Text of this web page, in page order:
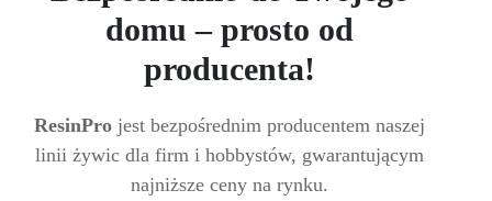
domu – prosto od
producenta!
ResinPro jest bezpośrednim producentem naszej
linii żywic dla firm i hobbystów, gwarantującym
najniższe ceny na rynku.